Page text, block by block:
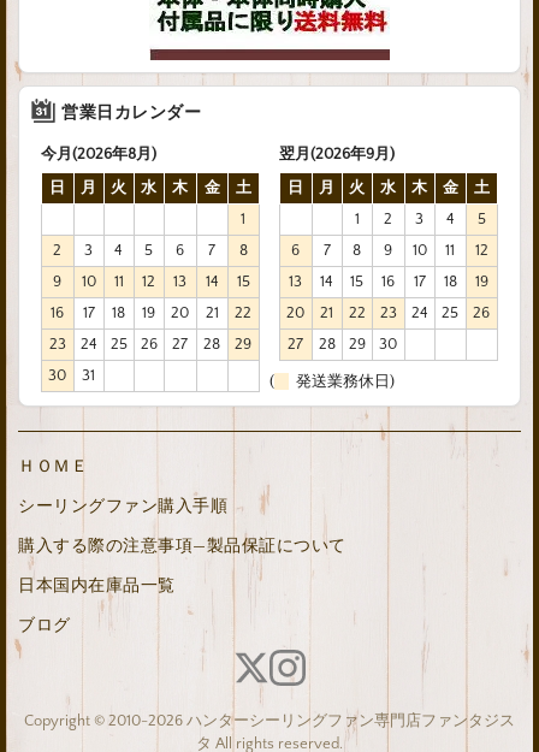
営業日カレンダー
今月(2026年8月)
日
月 火 水 木 金
土
1
2
3 4 5 6 7
8
9
10 11 12 13 14
15
16
17 18 19 20 21
22
23
24 25 26 27 28
29
30
31
翌月(2026年9月)
日
月 火 水 木 金
土
1
2 3 4
5
6
7 8 9 10 11
12
13
14 15 16 17 18
19
20
21 22 23 24 25
26
27
28 29 30
( 発送業務休日)
ＨＯＭＥ
シーリングファン購入手順
購入する際の注意事項—製品保証について
日本国内在庫品一覧
ブログ
Copyright © 2010-2026 ハンターシーリングファン専門店ファンタジス
タ All rights reserved.